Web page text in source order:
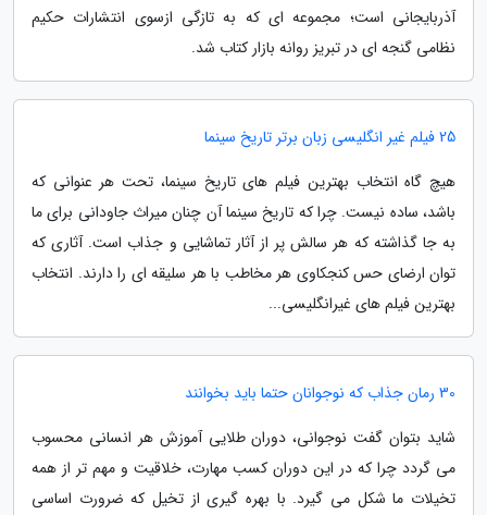
آذربایجانی است؛ مجموعه ای که به تازگی ازسوی انتشارات حکیم
نظامی گنجه ای در تبریز روانه بازار کتاب شد.
25 فیلم غیر انگلیسی زبان برتر تاریخ سینما
هیچ گاه انتخاب بهترین فیلم های تاریخ سینما، تحت هر عنوانی که
باشد، ساده نیست. چرا که تاریخ سینما آن چنان میراث جاودانی برای ما
به جا گذاشته که هر سالش پر از آثار تماشایی و جذاب است. آثاری که
توان ارضای حس کنجکاوی هر مخاطب با هر سلیقه ای را دارند. انتخاب
بهترین فیلم های غیرانگلیسی...
30 رمان جذاب که نوجوانان حتما باید بخوانند
شاید بتوان گفت نوجوانی، دوران طلایی آموزش هر انسانی محسوب
می گردد چرا که در این دوران کسب مهارت، خلاقیت و مهم تر از همه
تخیلات ما شکل می گیرد. با بهره گیری از تخیل که ضرورت اساسی